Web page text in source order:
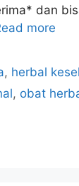
dan
more
, herbal
, obat